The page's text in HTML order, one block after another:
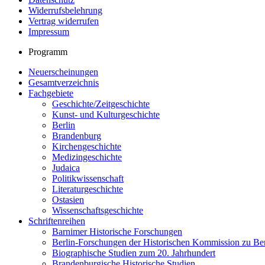
Widerrufsbelehrung
Vertrag widerrufen
Impressum
Programm
Neuerscheinungen
Gesamtverzeichnis
Fachgebiete
Geschichte/Zeitgeschichte
Kunst- und Kulturgeschichte
Berlin
Brandenburg
Kirchengeschichte
Medizingeschichte
Judaica
Politikwissenschaft
Literaturgeschichte
Ostasien
Wissenschaftsgeschichte
Schriftenreihen
Barnimer Historische Forschungen
Berlin-Forschungen der Historischen Kommission zu
Biographische Studien zum 20. Jahrhundert